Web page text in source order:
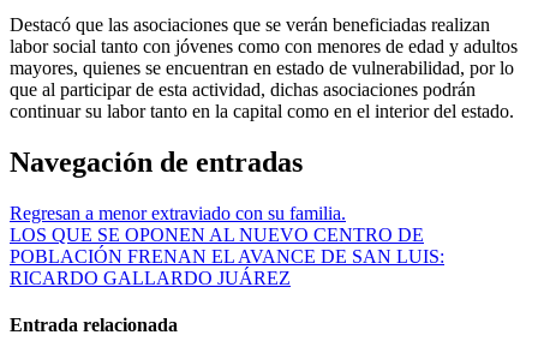
Destacó que las asociaciones que se verán beneficiadas realizan
labor social tanto con jóvenes como con menores de edad y adultos
mayores, quienes se encuentran en estado de vulnerabilidad, por lo
que al participar de esta actividad, dichas asociaciones podrán
continuar su labor tanto en la capital como en el interior del estado.
Navegación de entradas
Regresan a menor extraviado con su familia.
LOS QUE SE OPONEN AL NUEVO CENTRO DE
POBLACIÓN FRENAN EL AVANCE DE SAN LUIS:
RICARDO GALLARDO JUÁREZ
Entrada relacionada